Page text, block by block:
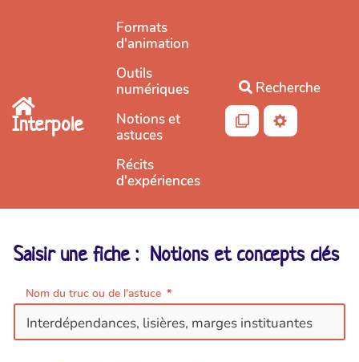
Aller au contenu principal
Interpole
Formats
d'animation
Outils
numériques
Notions et
astuces
Récits
d'expériences
Recherche
Saisir une fiche : Notions et concepts clés
Nom du truc ou de l'astuce